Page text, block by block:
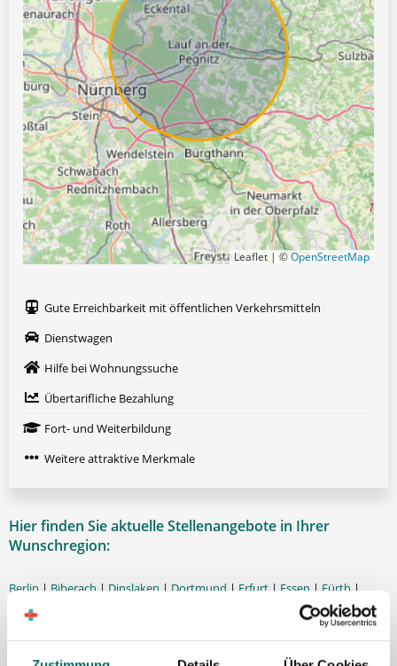
Leaflet | ©OpenStreetMap
Gute Erreichbarkeit mit öffentlichen Verkehrsmitteln
Dienstwagen
Hilfe bei Wohnungssuche
Übertarifliche Bezahlung
Fort- und Weiterbildung
Weitere attraktive Merkmale
Hier finden Sie aktuelle Stellenangebote in Ihrer
Wunschregion:
Berlin | Biberach | Dinslaken | Dortmund | Erfurt | Essen | Fürth |
Hamburg
|Lübeck|
Neu-Ulm
Waren